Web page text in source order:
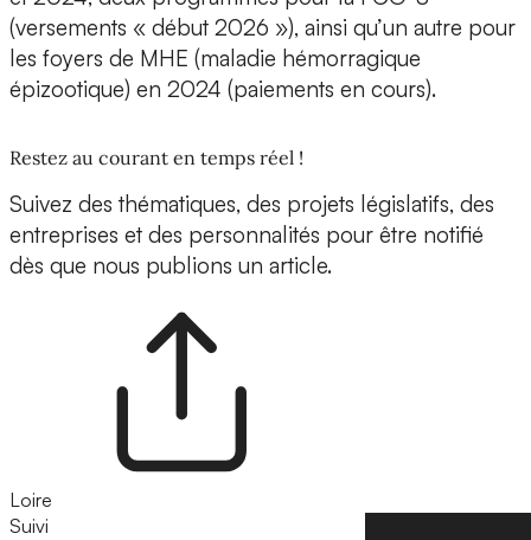
(versements « début 2026 »), ainsi qu’un autre pour
les foyers de MHE (maladie hémorragique
épizootique) en 2024 (paiements en cours).
Restez au courant en temps réel !
Suivez des thématiques, des projets législatifs, des
entreprises et des personnalités pour être notifié
dès que nous publions un article.
Loire
Suivi